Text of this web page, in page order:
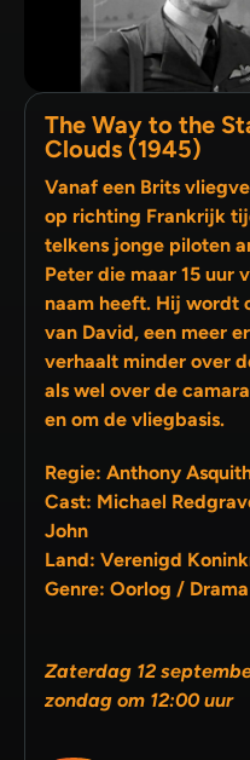
The Way to the
Clouds (1945)
Vanaf een Brits
op richting Frankrijk
telkens jonge piloten arriveren. Eén daarvan is
Peter die maar 15 uur
naam heeft. Hij wordt onder de hoede genomen
van David, een meer
verhaalt minder over de echte
als wel over de
en om de vliegbasis.
Regie: Anthony
Cast: Michael
John
Land: Verenigd
Genre: Oorlog / Drama
Zaterdag 12
zondag om 12:00 uur